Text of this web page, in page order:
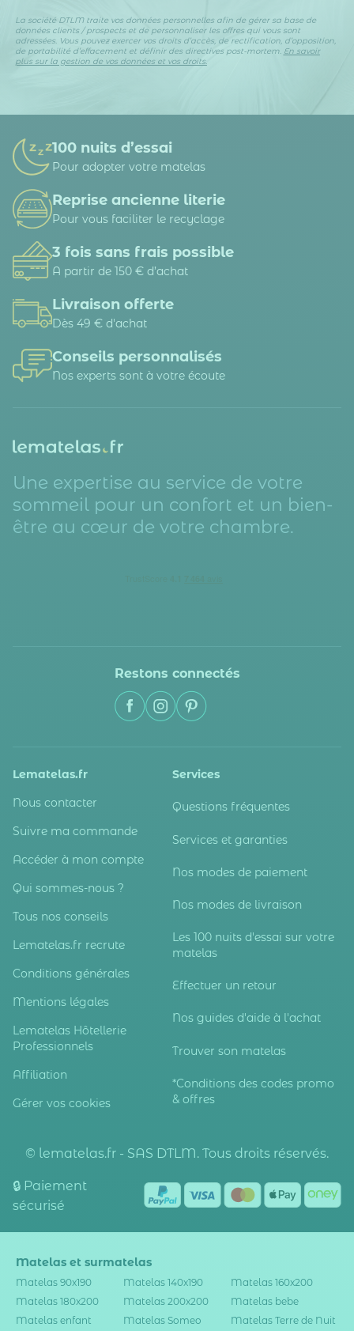
La société DTLM traite vos données personnelles afin de gérer sa base de
données clients / prospects et de personnaliser les offres qui vous sont
adressées. Vous pouvez exercer vos droits d’accès, de rectification, d’opposition,
de portabilité d’effacement et définir des directives post-mortem. En savoir
plus sur la gestion de vos données et vos droits.
100 nuits d’essai
Pour adopter votre matelas
Reprise ancienne literie
Pour vous faciliter le recyclage
3 fois sans frais possible
A partir de 150 € d’achat
Livraison offerte
Dès 49 € d'achat
Conseils personnalisés
Nos experts sont à votre écoute
Une expertise au service de votre
sommeil pour un confort et un bien-
être au cœur de votre chambre.
Restons connectés
Lematelas.fr
Nous contacter
Suivre ma commande
Accéder à mon compte
Qui sommes-nous ?
Tous nos conseils
Lematelas.fr recrute
Conditions générales
Mentions légales
Lematelas Hôtellerie
Professionnels
Affiliation
Gérer vos cookies
Services
Questions fréquentes
Services et garanties
Nos modes de paiement
Nos modes de livraison
Les 100 nuits d'essai sur votre
matelas
Effectuer un retour
Nos guides d'aide à l'achat
Trouver son matelas
*Conditions des codes promo
& offres
© lematelas.fr - SAS DTLM. Tous droits réservés.
🔒 Paiement
sécurisé
Matelas et surmatelas
Matelas 90x190 Matelas 140x190
Matelas 160x200
Matelas 180x200
Matelas 200x200
Matelas bebe
Matelas enfant
Matelas Someo Matelas Terre de Nuit